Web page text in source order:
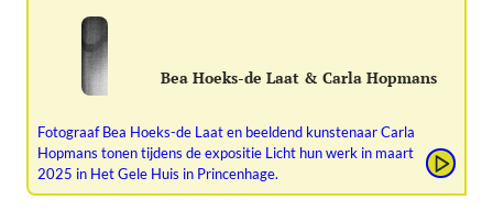
Bea Hoeks-de Laat & Carla Hopmans
Fotograaf Bea Hoeks-de Laat en beeldend kunstenaar Carla
Hopmans tonen tijdens de expositie Licht hun werk in maart
2025 in Het Gele Huis in Princenhage.